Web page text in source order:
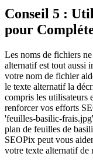
Conseil 5 :
pour
Les noms de fichiers
alternatif est tout aussi
votre nom de fichier
le texte alternatif la
compris les utilisateurs
renforcer vos efforts
'feuilles-basilic-
plan de feuilles de
SEOPix peut vous
votre texte alternatif de